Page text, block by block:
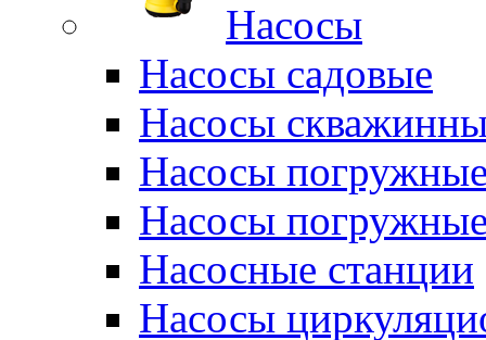
Насосы
Насосы садовые
Насосы
Насосы
Насосы
Насосные станции
Насосы